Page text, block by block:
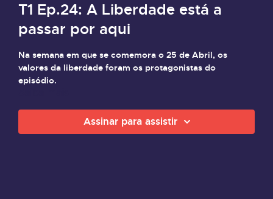
T1 Ep.24: A Liberdade está a
passar por aqui
Na semana em que se comemora o 25 de Abril, os
valores da liberdade foram os protagonistas do
episódio.
Assinar para assistir